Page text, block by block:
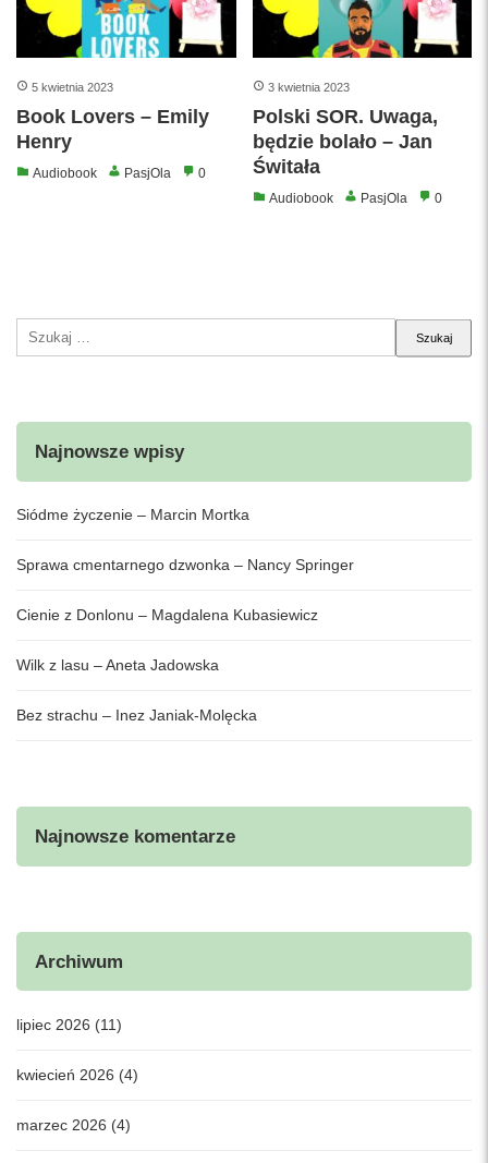
5 kwietnia 2023
Book Lovers – Emily
Henry
Audiobook PasjOla 0
3 kwietnia 2023
Polski SOR. Uwaga,
będzie bolało – Jan
Świtała
Audiobook PasjOla 0
Szukaj:
Najnowsze wpisy
Siódme życzenie – Marcin Mortka
Sprawa cmentarnego dzwonka – Nancy Springer
Cienie z Donlonu – Magdalena Kubasiewicz
Wilk z lasu – Aneta Jadowska
Bez strachu – Inez Janiak-Molęcka
Najnowsze komentarze
Archiwum
lipiec 2026 (11)
kwiecień 2026 (4)
marzec 2026 (4)